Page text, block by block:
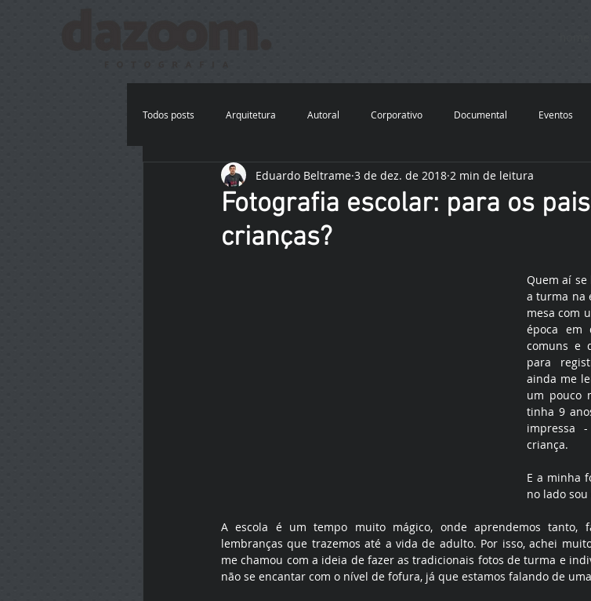
Todos posts Arquitetura Autoral Corporativo Documental Eventos
Festa Infantil Gestajte Gestante Interiores Pessoas
Fotografia com celular
Fotografia escolar: para os
crianças?
Eduardo Beltrame 3 de dez. de 2018 2 min de leitura
Quem aí
a turma na
mesa com
época em
comuns e
para
ainda me
um pouco
tinha 9
impressa
criança.
E a minha
no lado
A escola é um tempo muito mágico, onde aprendemos tanto,
lembranças que trazemos até a vida de adulto. Por isso, achei
me chamou com a ideia de fazer as tradicionais fotos de turma e
não se encantar com o nível de fofura, já que estamos falando de